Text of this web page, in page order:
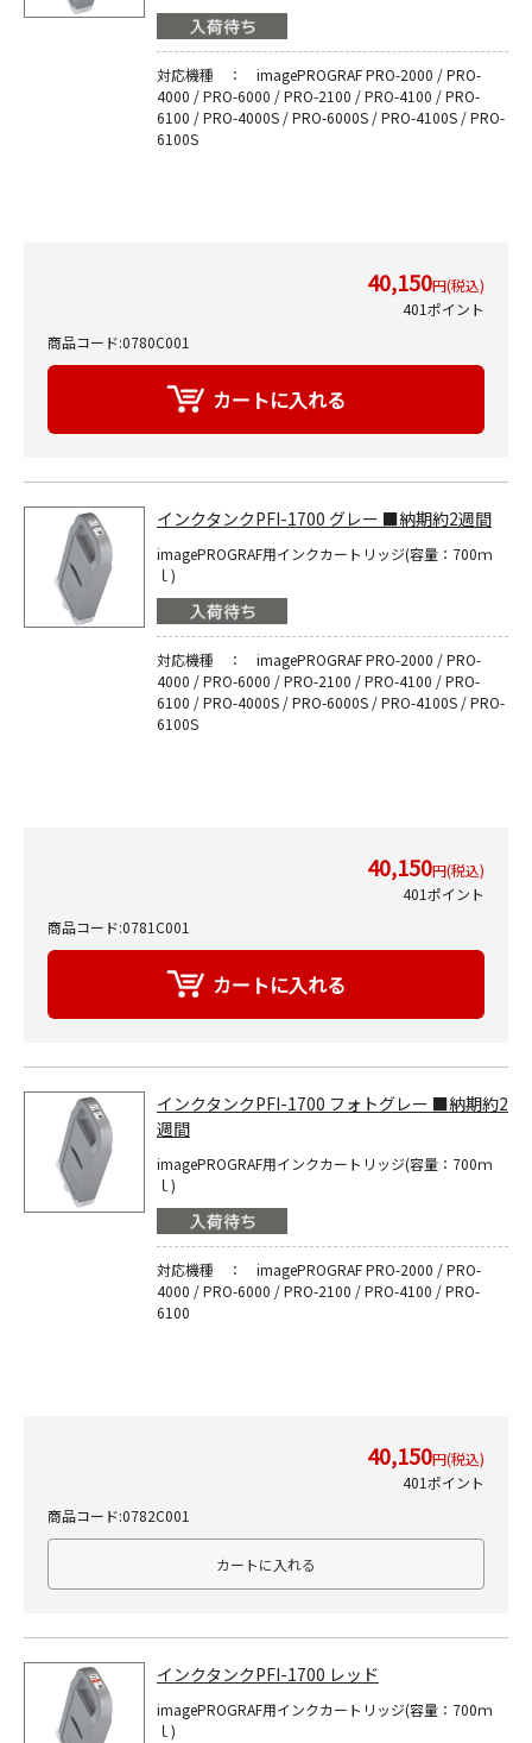
対応機種 ： imagePROGRAF PRO-2000 / PRO-
4000 / PRO-6000 / PRO-2100 / PRO-4100 / PRO-
6100 / PRO-4000S / PRO-6000S / PRO-4100S / PRO-
6100S
40,150円(税込)
401ポイント
商品コード:0780C001
インクタンクPFI-1700 グレー ■納期約2週間
imagePROGRAF用インクカートリッジ(容量：700ｍ
ｌ)
対応機種 ： imagePROGRAF PRO-2000 / PRO-
4000 / PRO-6000 / PRO-2100 / PRO-4100 / PRO-
6100 / PRO-4000S / PRO-6000S / PRO-4100S / PRO-
6100S
40,150円(税込)
401ポイント
商品コード:0781C001
インクタンクPFI-1700 フォトグレー ■納期約2
週間
imagePROGRAF用インクカートリッジ(容量：700ｍ
ｌ)
対応機種 ： imagePROGRAF PRO-2000 / PRO-
4000 / PRO-6000 / PRO-2100 / PRO-4100 / PRO-
6100
40,150円(税込)
401ポイント
商品コード:0782C001
インクタンクPFI-1700 レッド
imagePROGRAF用インクカートリッジ(容量：700ｍ
ｌ)